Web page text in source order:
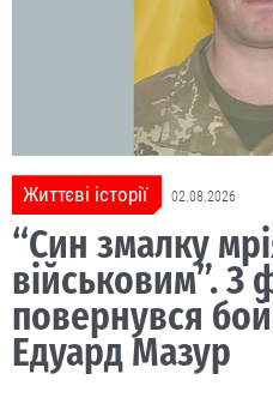
Життєві історії 02.08.2026
“Син змалку
військовим”. З
повернувся
Едуард Мазур